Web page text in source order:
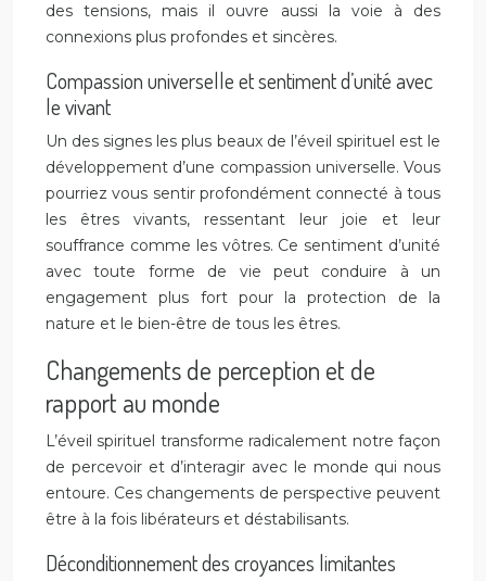
des tensions, mais il ouvre aussi la voie à des
connexions plus profondes et sincères.
Compassion universelle et sentiment d’unité avec
le vivant
Un des signes les plus beaux de l’éveil spirituel est le
développement d’une compassion universelle. Vous
pourriez vous sentir profondément connecté à tous
les êtres vivants, ressentant leur joie et leur
souffrance comme les vôtres. Ce sentiment d’unité
avec toute forme de vie peut conduire à un
engagement plus fort pour la protection de la
nature et le bien-être de tous les êtres.
Changements de perception et de
rapport au monde
L’éveil spirituel transforme radicalement notre façon
de percevoir et d’interagir avec le monde qui nous
entoure. Ces changements de perspective peuvent
être à la fois libérateurs et déstabilisants.
Déconditionnement des croyances limitantes